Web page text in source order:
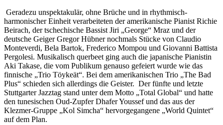
Geradezu unspektakulär, ohne Brüche und in rhythmisch-
harmonischer Einheit verarbeiteten der amerikanische Pianist Richie
Beirach, der tschechische Bassist Jiri „George“ Mraz und der
deutsche Geiger Gregor Hübner nochmals Stücke von Claudio
Monteverdi, Bela Bartok, Frederico Mompou und Giovanni Battista
Pergolesi. Musikalisch querbeet ging auch die japanische Pianistin
Aki Takase, die vom Publikum genauso gefeiert wurde wie das
finnische „Trio Töykeät“. Bei dem amerikanischen Trio „The Bad
Plus“ schieden sich allerdings die Geister. Der fünfte und letzte
Stuttgarter Jazztag stand unter dem Motto „Total Global“ und hatte
den tunesischen Oud-Zupfer Dhafer Youssef und das aus der
Klezmer-Gruppe „Kol Simcha“ hervorgegangene „World Quintet“
auf dem Plan.